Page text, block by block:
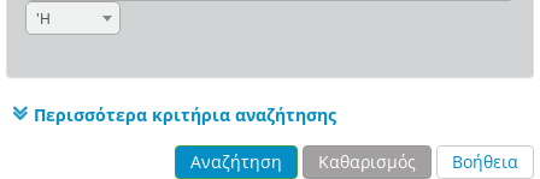
'Η
Περισσότερα κριτήρια αναζήτησης
Αναζήτηση Καθαρισμός Βοήθεια